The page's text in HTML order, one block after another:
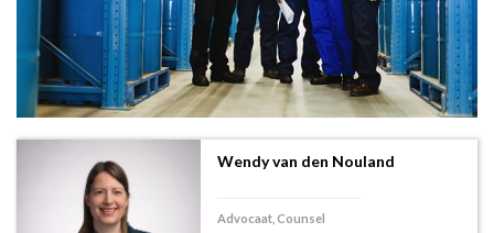
Wendy van den Nouland
Advocaat, Counsel